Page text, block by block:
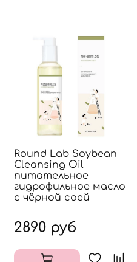
Round Lab Soybean
Cleansing Oil
питательное
гидрофильное масло
с чёрной соей
2890 руб